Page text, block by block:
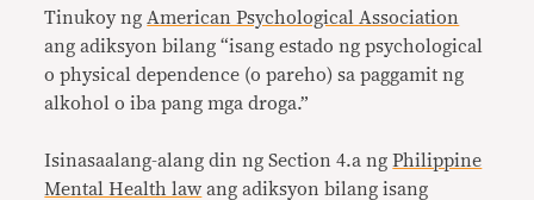
Tinukoy ng American Psychological Association
ang adiksyon bilang “isang estado ng psychological
o physical dependence (o pareho) sa paggamit ng
alkohol o iba pang mga droga.”
Isinasaalang-alang din ng Section 4.a ngPhilippine
Mental Health law ang adiksyon bilang isang